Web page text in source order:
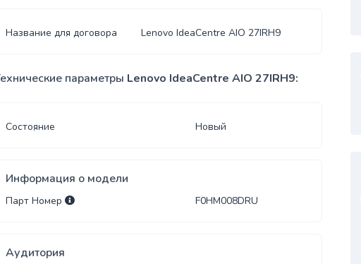
bilan
Sumkalar
stikerlari
yostiqchalari
Название для договора Lenovo IdeaCentre AIO 27IRH9
параметры Lenovo IdeaCentre AIO 27IRH9:
Состояние Новый
Информация о модели
Парт Номер F0HM008DRU
Аудитория